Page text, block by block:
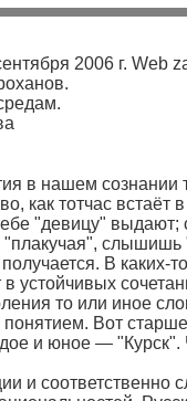
2006 г. Web
в нашем сознании
как тотчас
"девицу"
слышишь
В каких-
устойчивых
то или иное
Вот
и юное — "Курск".
и соответственно